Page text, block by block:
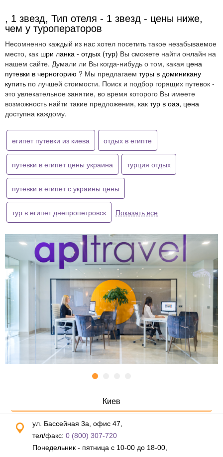
, 1 звезд, Тип отеля - 1 звезд - цены ниже,
чем у туроператоров
Несомненно каждый из нас хотел посетить такое незабываемое
место, как шри ланка - отдых (тур) Вы сможете найти онлайн на
нашем сайте. Думали ли Вы когда-нибудь о том, какая цена
путевки в черногорию ? Мы предлагаем туры в доминикану
купить по лучшей стоимости. Поиск и подбор горящих путевок -
это увлекательное занятие, во время которого Вы имеете
возможность найти такие предложения, как тур в оаэ, цена
доступна каждому.
египет путевки из киева отдых в египте
путевки в египет цены украина турция отдых
путевки в египет с украины цены
тур в египет днепропетровск Показать все
Киев
ул. Бассейная 3а, офис 47,
тел/факс: 0 (800) 307-720
Понедельник - пятница с 10-00 до 18-00,